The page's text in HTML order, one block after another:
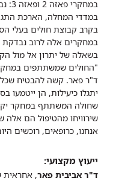
במדדי המחלה, הארכת
בקרב קבוצת חולים בעלי
במחקרים אלה לרוב נבדקת
בשאלה של יתרון אל מול
"החולים שמשתתפים
ד"ר פאר. קשה להבטיח
יתגלו כיעילות, הן ייטמעו
שחולה המשתתף במחקר
שירוויחו מהטיפול הם
אנחנו, כרופאים, רוכשים
ייעוץ מקצועי:
ד"ר אביבית פאר, אחראית